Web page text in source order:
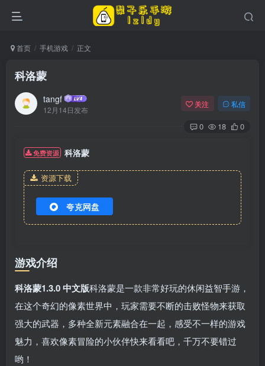
首页 手机游戏 正文
科洛蒙
tangf
12月14日发布
关注 私信
0 18 0
免费资源 科洛蒙
资源下载
夸克网盘
游戏介绍
科洛蒙1.3.0 中文版科洛蒙是一款非常好玩的休闲益智手游，
在这个奇幻的像素世界中，玩家需要不断的击败怪物来获取
强大的武器，多种全新元素融合在一起，感受不一样的游戏
魅力，喜欢像素冒险的小伙伴快来看看吧，千万不要错过
哟！